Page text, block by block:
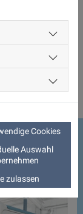
Cookies
Auswahl
zulassen